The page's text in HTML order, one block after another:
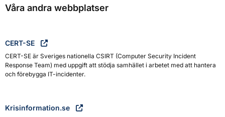
Våra andra webbplatser
CERT-SE
CERT-SE är Sveriges nationella CSIRT (Computer Security Incident
Response Team) med uppgift att stödja samhället i arbetet med att hantera
och förebygga IT-incidenter.
Krisinformation.se